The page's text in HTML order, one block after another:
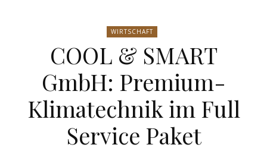
von
Weik
WIRTSCHAFT
COOL & SMART
GmbH: Premium-
Klimatechnik im Full
Service Paket